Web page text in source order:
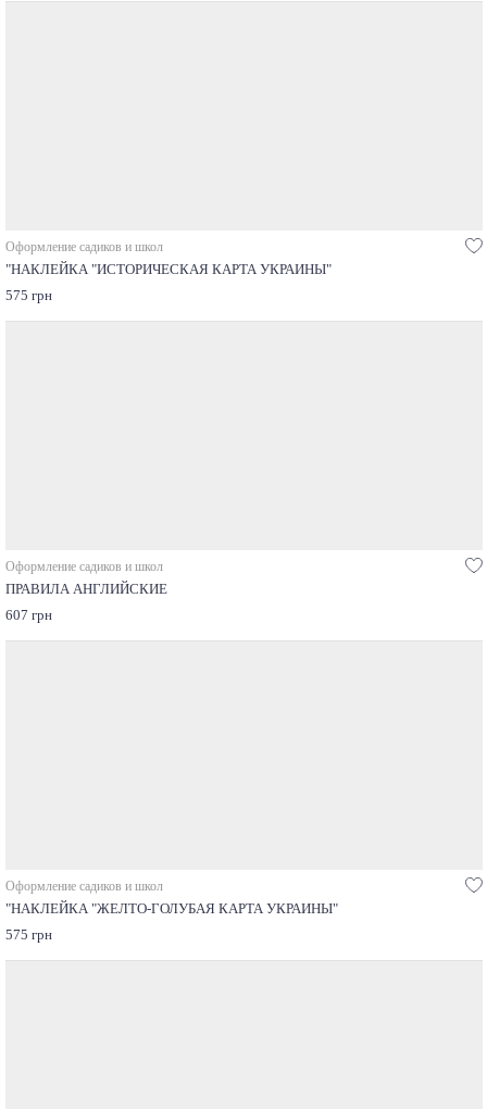
Оформление садиков и школ
"НАКЛЕЙКА "ИСТОРИЧЕСКАЯ КАРТА УКРАИНЫ"
575 грн
Оформление садиков и школ
ПРАВИЛА АНГЛИЙСКИЕ
607 грн
Оформление садиков и школ
"НАКЛЕЙКА "ЖЕЛТО-ГОЛУБАЯ КАРТА УКРАИНЫ"
575 грн